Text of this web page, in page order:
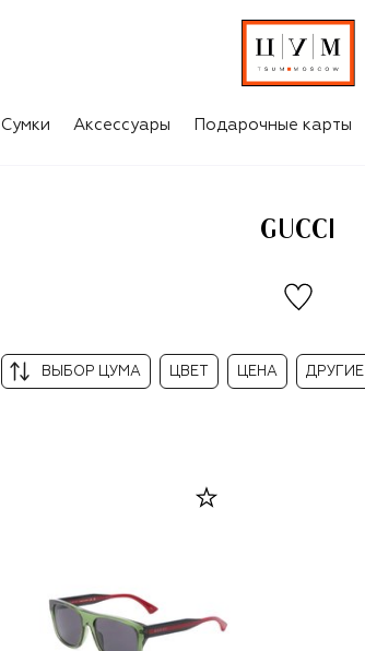
Сумки Аксессуары Подарочные карты
GUCCI
ВЫБОР ЦУМА ЦВЕТ ЦЕНА ДРУГИЕ